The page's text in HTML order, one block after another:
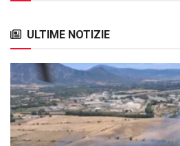
ULTIME NOTIZIE